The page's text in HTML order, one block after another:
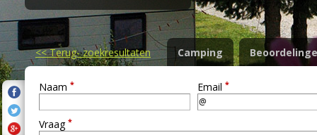
<<Terug- zoekresultaten Camping
Naam * Email *
Vraag *